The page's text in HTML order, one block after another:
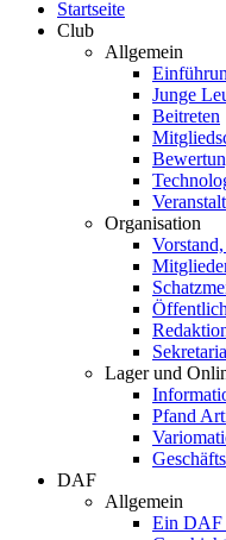
Startseite
Club
Allgemein
Junge
Beitreten
Organisation
Lager und
Pfand
DAF
Allgemein
Ein DAF